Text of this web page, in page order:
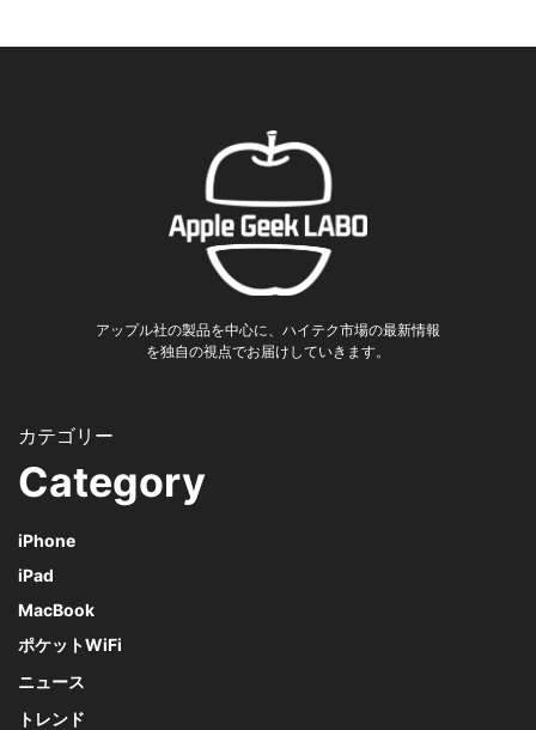
アップル社の製品を中心に、ハイテク市場の最新情報
を独自の視点でお届けしていきます。
Category
iPhone
iPad
MacBook
ポケットWiFi
ニュース
トレンド